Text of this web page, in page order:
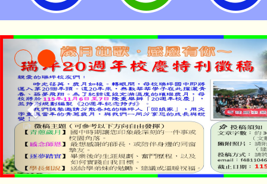
公告本校115學年度第
代理(課)教師甄選結果(
「2026金融保險知識